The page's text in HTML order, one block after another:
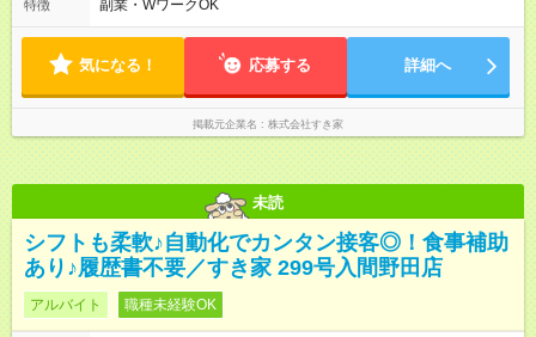
特徴 副業・WワークOK
気になる！ 応募する 詳細へ
掲載元企業名 株式会社すき家
未読
シフトも柔軟♪自動化でカンタン接客◎！食事補助
あり♪履歴書不要／すき家 299号入間野田店
アルバイト 職種未経験OK